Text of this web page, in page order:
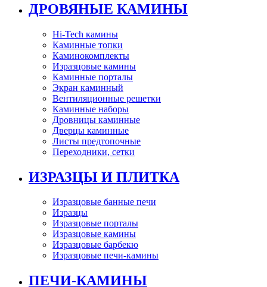
ДРОВЯНЫЕ КАМИНЫ
Hi-Tech камины
Каминные топки
Каминокомплекты
Изразцовые камины
Каминные порталы
Экран каминный
Вентиляционные решетки
Каминные наборы
Дровницы каминные
Дверцы каминные
Листы предтопочные
Переходники, сетки
ИЗРАЗЦЫ И ПЛИТКА
Изразцовые банные печи
Изразцы
Изразцовые порталы
Изразцовые камины
Изразцовые барбекю
Изразцовые печи-камины
ПЕЧИ-КАМИНЫ